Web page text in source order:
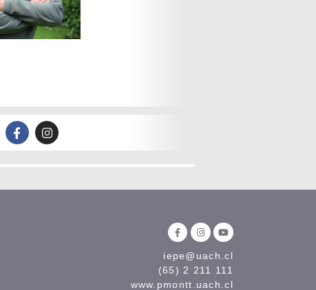
iepe@uach.cl
(65) 2 211 111
www.pmontt.uach.cl